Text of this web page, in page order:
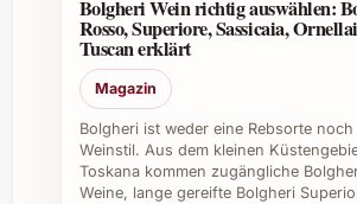
Privat:Perfekt für festliche
Familienessen, exklusive
Weihnachtsabende und
Beruflich:
Kundengeschenk oder für
der gehobenen
Spezialkellereien.
Bolgheri Wein richtig auswählen:
Rosso, Superiore, Sassicaia,
Tuscan erklärt
Magazin
Bolgheri ist weder eine Rebsorte
Weinstil. Aus dem kleinen
Toskana kommen zugängliche
Weine, lange gereifte Bolgheri